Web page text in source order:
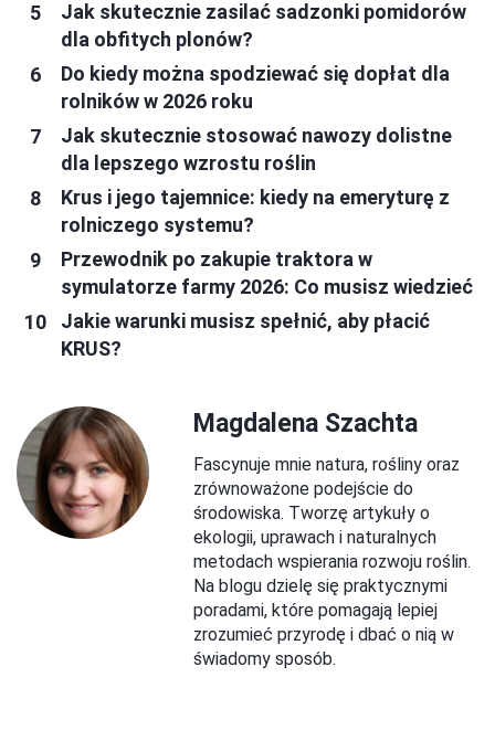
Jak skutecznie zasilać sadzonki pomidorów
dla obfitych plonów?
Do kiedy można spodziewać się dopłat dla
rolników w 2026 roku
Jak skutecznie stosować nawozy dolistne
dla lepszego wzrostu roślin
Krus i jego tajemnice: kiedy na emeryturę z
rolniczego systemu?
Przewodnik po zakupie traktora w
symulatorze farmy 2026: Co musisz wiedzieć
Jakie warunki musisz spełnić, aby płacić
KRUS?
Magdalena Szachta
Fascynuje mnie natura, rośliny oraz
zrównoważone podejście do
środowiska. Tworzę artykuły o
ekologii, uprawach i naturalnych
metodach wspierania rozwoju roślin.
Na blogu dzielę się praktycznymi
poradami, które pomagają lepiej
zrozumieć przyrodę i dbać o nią w
świadomy sposób.